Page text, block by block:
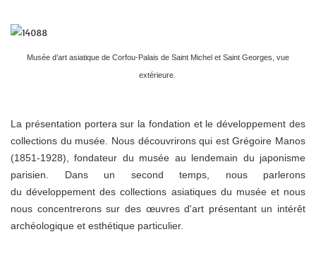
Musée d’art asiatique de Corfou-Palais de Saint Michel et Saint Georges, vue
extérieure.
La présentation portera sur la fondation et le développement des
collections du musée. Nous découvrirons qui est Grégoire Manos
(1851-1928), fondateur du musée au lendemain du japonisme
parisien. Dans un second temps, nous parlerons
du développement des collections asiatiques du musée et nous
nous concentrerons sur des œuvres d'art présentant un intérêt
archéologique et esthétique particulier.